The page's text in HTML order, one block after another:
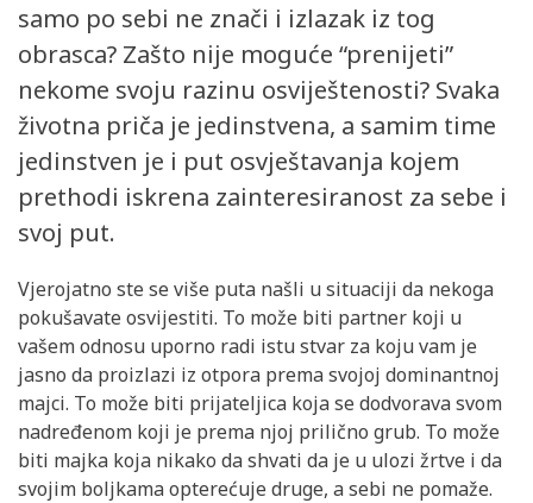
samo po sebi ne znači i izlazak iz tog
obrasca? Zašto nije moguće “prenijeti”
nekome svoju razinu osviještenosti? Svaka
životna priča je jedinstvena, a samim time
jedinstven je i put osvještavanja kojem
prethodi iskrena zainteresiranost za sebe i
svoj put.
Vjerojatno ste se više puta našli u situaciji da nekoga
pokušavate osvijestiti. To može biti partner koji u
vašem odnosu uporno radi istu stvar za koju vam je
jasno da proizlazi iz otpora prema svojoj dominantnoj
majci. To može biti prijateljica koja se dodvorava svom
nadređenom koji je prema njoj prilično grub. To može
biti majka koja nikako da shvati da je u ulozi žrtve i da
svojim boljkama opterećuje druge, a sebi ne pomaže.